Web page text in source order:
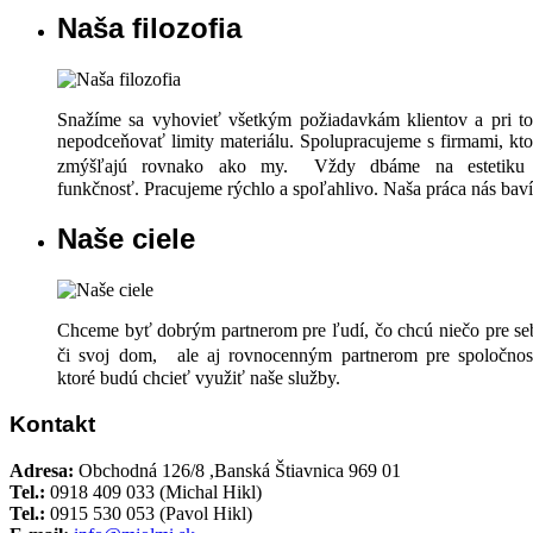
Naša filozofia
Snažíme sa vyhovieť všetkým požiadavkám klientov a pri
nepodceňovať limity materiálu. Spolupracujeme s firmami,
zmýšľajú rovnako ako my. Vždy dbáme na estetiku
funkčnosť. Pracujeme rýchlo a spoľahlivo. Naša práca nás
Naše ciele
Chceme byť dobrým partnerom pre ľudí, čo chcú niečo pre
či svoj dom, ale aj rovnocenným partnerom pre
ktoré budú chcieť využiť naše služby.
Kontakt
Adresa: Obchodná 126/8 ,Banská Štiavnica 969 01
Tel.: 0918 409 033 (Michal Hikl)
Tel.: 0915 530 053 (Pavol Hikl)